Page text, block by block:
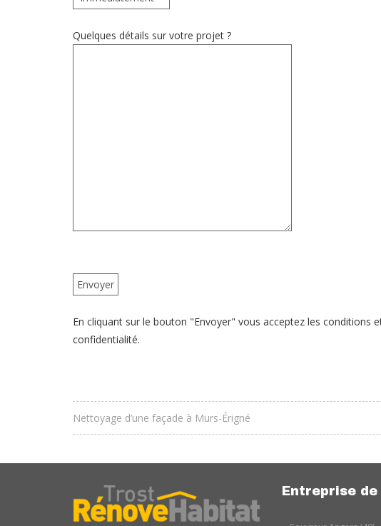
Quelques détails sur votre projet ?
En cliquant sur le bouton "Envoyer" vous acceptez les conditions
confidentialité.
Nettoyage d’une façade à Murs-Érigné
Entreprise